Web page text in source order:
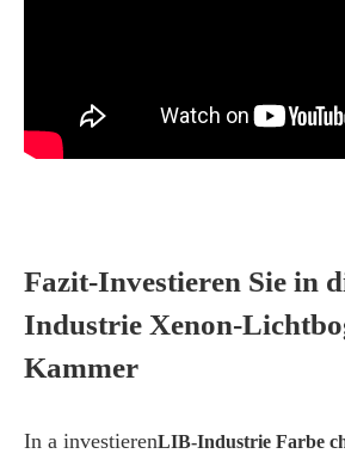
Fazit-Investieren Sie in
Industrie Xenon-
Kammer
In a investierenLIB-Industrie Farbe